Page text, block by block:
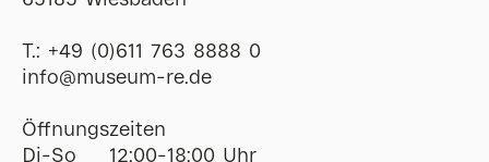
T.: +49 (0)611 763 8888 0
ofni@museum-re de
Öffnungszeiten
Di-So
12:00-18:00 Uhr